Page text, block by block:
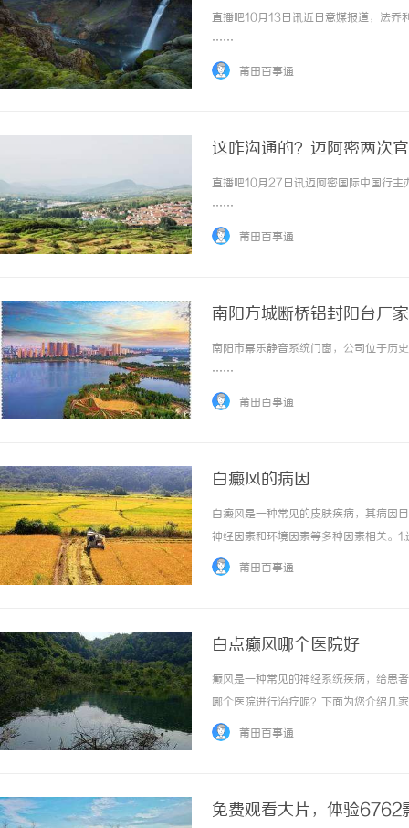
直播吧10月13日讯近日意媒报道，法乔
……
莆田百事通
这咋沟通的？迈阿密两次
直播吧10月27日讯迈阿密国际中国行主
……
莆田百事通
南阳方城断桥铝封阳台厂家
南阳市幂乐静音系统门窗，公司位于历
……
莆田百事通
白癜风的病因
白癜风是一种常见的皮肤疾病，其病因
神经因素和环境因素等多种因素相关。
者的患病风险会增加。研究发现，一些
莆田百事通
白点癫风哪个医院好
癫风是一种常见的神经系统疾病，给患
哪个医院进行治疗呢？下面为您介绍几
验丰富的癫痫科治疗团队。该医院配备
莆田百事通
免费观看大片，体验6762